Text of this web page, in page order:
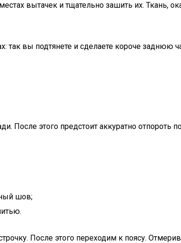
вытачек и тщательно зашить их. Ткань,
так вы подтянете и сделаете короче заднюю
После этого предстоит аккуратно
шов;
После этого переходим к поясу.